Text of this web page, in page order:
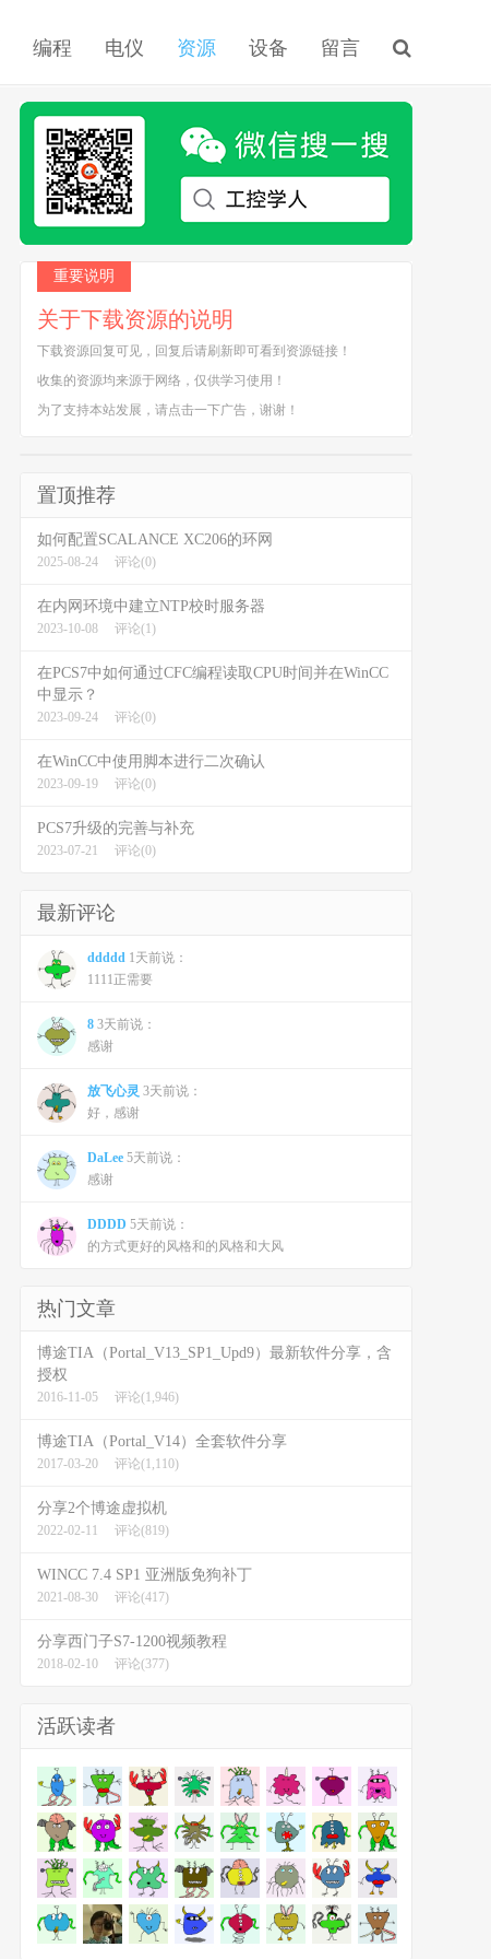
编程 电仪 资源 设备 留言
重要说明
关于下载资源的说明
下载资源回复可见，回复后请刷新即可看到资源链接！
收集的资源均来源于网络，仅供学习使用！
为了支持本站发展，请点击一下广告，谢谢！
置顶推荐
如何配置SCALANCE XC206的环网
2025-08-24 评论(0)
在内网环境中建立NTP校时服务器
2023-10-08 评论(1)
在PCS7中如何通过CFC编程读取CPU时间并在WinCC
中显示？
2023-09-24 评论(0)
在WinCC中使用脚本进行二次确认
2023-09-19 评论(0)
PCS7升级的完善与补充
2023-07-21 评论(0)
最新评论
ddddd 1天前说：
1111正需要
8 3天前说：
感谢
放飞心灵 3天前说：
好，感谢
DaLee 5天前说：
感谢
DDDD 5天前说：
的方式更好的风格和的风格和大风
热门文章
博途TIA（Portal_V13_SP1_Upd9）最新软件分享，含
授权
2016-11-05 评论(1,946)
博途TIA（Portal_V14）全套软件分享
2017-03-20 评论(1,110)
分享2个博途虚拟机
2022-02-11 评论(819)
WINCC 7.4 SP1 亚洲版免狗补丁
2021-08-30 评论(417)
分享西门子S7-1200视频教程
2018-02-10 评论(377)
活跃读者